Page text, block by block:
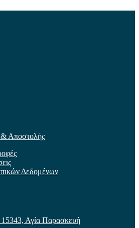
Αποστολής
Δεδομένων
Αγία Παρασκευή